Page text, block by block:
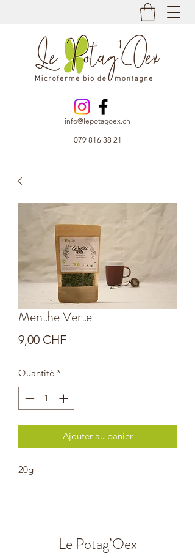
info@lepotagoex.ch
079 816 38 21
Menthe Verte
9,00 CHFPrix
Quantité *
Ajouter au panier
20g
Le Potag’Oex